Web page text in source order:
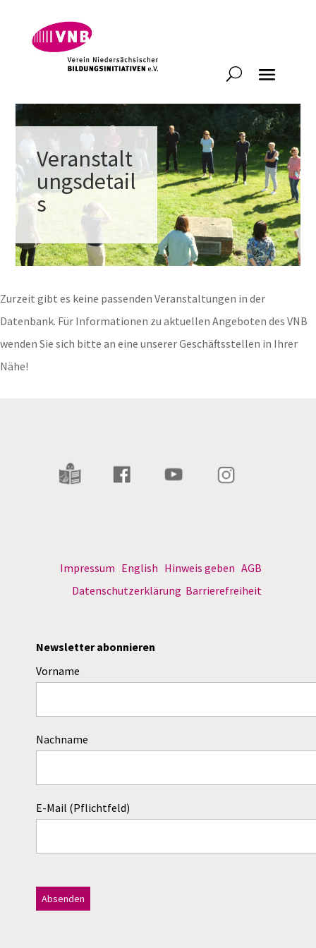
Veranstalt
ungsdetail
s
Zurzeit gibt es keine passenden Veranstaltungen in der
Datenbank. Für Informationen zu aktuellen Angeboten des VNB
wenden Sie sich bitte an eine unserer Geschäftsstellen in Ihrer
Nähe!
Impressum English Hinweis geben AGB
Datenschutzerklärung Barrierefreiheit
Newsletter abonnieren
Vorname
Nachname
E-Mail (Pflichtfeld)